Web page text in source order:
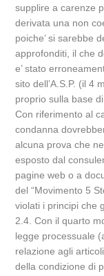
supplire a carenze
derivata una non
poiche’ si sarebbe
approfonditi, il che
e’ stato
sito dell’A.S.P. (il 4
proprio sulla base
Con riferimento al
condanna
alcuna prova che
esposto dal
pagine web o a
del “Movimento 5
violati i principi che
2.4. Con il quarto
legge processuale
relazione agli
della condizione di